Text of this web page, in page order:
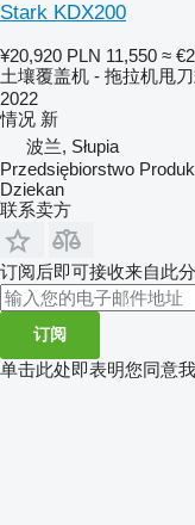
Stark KDX200
¥20,920 PLN 11,550 ≈
土壤覆盖机 - 拖拉机甩
2022
情况 新
波兰, Słupia
Przedsiębiorstwo
Dziekan
联系卖方
订阅后即可接收来自此
订阅
单击此处即表明您同意